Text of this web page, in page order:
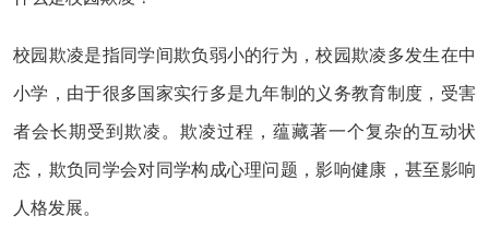
校园欺凌是指同学间欺负弱小的行为，校园欺凌多发生在中
小学，由于很多国家实行多是九年制的义务教育制度，受害
者会长期受到欺凌。欺凌过程，蕴藏著一个复杂的互动状
态，欺负同学会对同学构成心理问题，影响健康，甚至影响
人格发展。